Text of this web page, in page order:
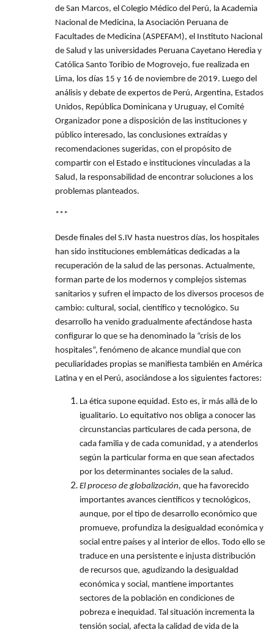
de San Marcos, el Colegio Médico del Perú, la Academia
Nacional de Medicina, la Asociación Peruana de
Facultades de Medicina (ASPEFAM), el Instituto Nacional
de Salud y las universidades Peruana Cayetano Heredia y
Católica Santo Toribio de Mogrovejo, fue realizada en
Lima, los días 15 y 16 de noviembre de 2019. Luego del
análisis y debate de expertos de Perú, Argentina, Estados
Unidos, República Dominicana y Uruguay, el Comité
Organizador pone a disposición de las instituciones y
público interesado, las conclusiones extraídas y
recomendaciones sugeridas, con el propósito de
compartir con el Estado e instituciones vinculadas a la
Salud, la responsabilidad de encontrar soluciones a los
problemas planteados.
***
Desde finales del S.IV hasta nuestros días, los hospitales
han sido instituciones emblemáticas dedicadas a la
recuperación de la salud de las personas. Actualmente,
forman parte de los modernos y complejos sistemas
sanitarios y sufren el impacto de los diversos procesos de
cambio: cultural, social, científico y tecnológico. Su
desarrollo ha venido gradualmente afectándose hasta
configurar lo que se ha denominado la “crisis de los
hospitales”, fenómeno de alcance mundial que con
peculiaridades propias se manifiesta también en América
Latina y en el Perú, asociándose a los siguientes factores:
La ética supone equidad. Esto es, ir más allá de lo
igualitario. Lo equitativo nos obliga a conocer las
circunstancias particulares de cada persona, de
cada familia y de cada comunidad, y a atenderlos
según la particular forma en que sean afectados
por los determinantes sociales de la salud.
El proceso de globalización, que ha favorecido
importantes avances científicos y tecnológicos,
aunque, por el tipo de desarrollo económico que
promueve, profundiza la desigualdad económica y
social entre países y al interior de ellos. Todo ello se
traduce en una persistente e injusta distribución
de recursos que, agudizando la desigualdad
económica y social, mantiene importantes
sectores de la población en condiciones de
pobreza e inequidad. Tal situación incrementa la
tensión social, afecta la calidad de vida de la